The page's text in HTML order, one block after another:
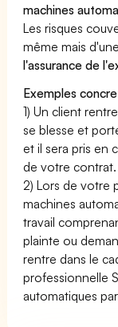
machines
Les risques
même mais
l'assurance de
Exemples
1) Un client
se blesse et
et il sera pris en
de votre contrat.
2) Lors de votre
machines
travail
plainte ou
rentre dans le
professionnelle
automatiques